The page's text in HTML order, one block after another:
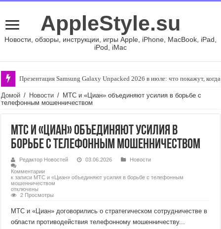
AppleStyle.su
Новости, обзоры, инструкции, игры Apple, iPhone, MacBook, iPad,
iPod, iMac
Презентация Samsung Galaxy Unpacked 2026 в июле: что покажут,
Домой / Новости / МТС и «Циан» объединяют усилия в борьбе с
телефонным мошенничеством
МТС и «Циан» объединяют усилия в
борьбе с телефонным мошенничеством
Редактор Новостей 03.06.2026
Новости
Комментарии
к записи МТС и «Циан» объединяют усилия в борьбе с телефонным
мошенничеством
отключены
2 Просмотры
МТС и «Циан» договорились о стратегическом сотрудничестве в
области противодействия телефонному мошенничеству...